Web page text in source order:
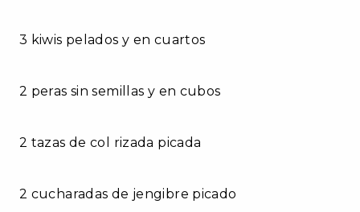
3 kiwis pelados y en cuartos
2 peras sin semillas y en cubos
2 tazas de col rizada picada
2 cucharadas de jengibre picado